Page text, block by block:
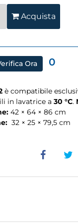
Acquista
Ora 0
è compatibile
in lavatrice a30 °C.
42 × 64 × 86 cm
32 × 25 × 79,5 cm